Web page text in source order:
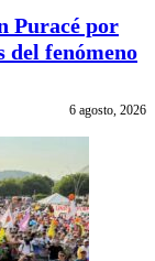
Puracé por
del fenómeno
6 agosto, 2026